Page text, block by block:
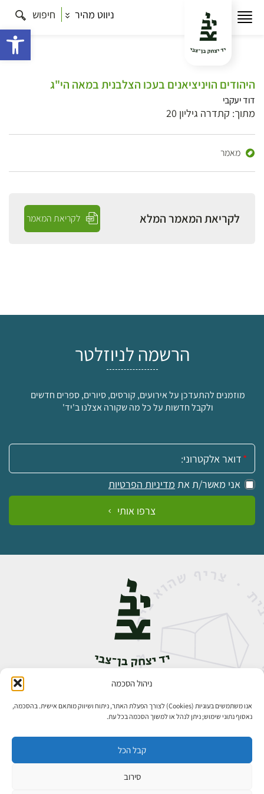
ניהול הסכמה
אנו משתמשים בעוגיות (Cookies) לצורך הפעלת האתר, ניתוח ושיווק מותאם אישית. בהסכמה,
נאסוף נתוני שימוש; ניתן לנהל או למשוך הסכמה בכל עת.
קבל הכל
סירוב
ניווט מהיר חיפוש
היהודים הויניציאנים בעכו הצלבנית במאה הי"ג
דוד יעקבי
מתוך: קתדרה גיליון 20
מאמר
לקריאת המאמר המלא לקריאת המאמר
הרשמה לניוזלטר
מוזמנים להתעדכן על אירועים, קורסים, סיורים, ספרים חדשים
ולקבל חדשות על כל מה שקורה אצלנו ב'יד'
אימייל:
אני מאשר/ת את מדיניות הפרטיות
צרפו אותי
אבן גבירול 14, רחביה, ירושלים